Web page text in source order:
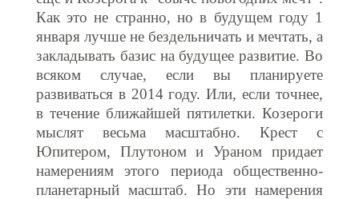
Как это не странно, но в будущем году 1
января лучше не бездельничать и мечтать, а
закладывать базис на будущее развитие. Во
всяком случае, если вы планируете
развиваться в 2014 году. Или, если точнее,
в течение ближайшей пятилетки. Козероги
мыслят весьма масштабно. Крест с
Юпитером, Плутоном и Ураном придает
намерениям этого периода общественно-
планетарный масштаб. Но эти намерения